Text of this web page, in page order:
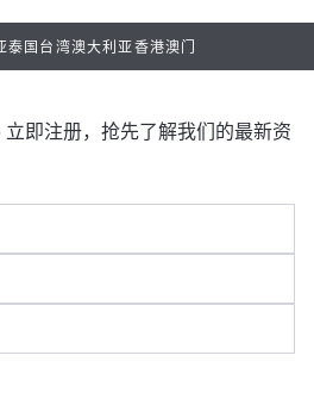
泰国台湾澳大利亚香港澳门
即注册，抢先了解我们的最新资